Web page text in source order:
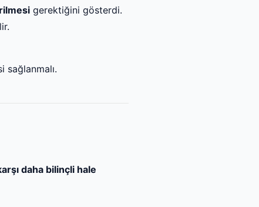
gerektiğini gösterdi.
sağlanmalı.
daha bilinçli hale